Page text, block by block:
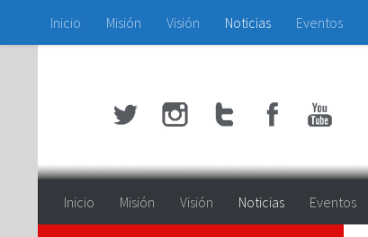
Saltar al contenido
Inicio Misión Visión Noticias Eventos
Inicio Misión Visión Noticias Eventos